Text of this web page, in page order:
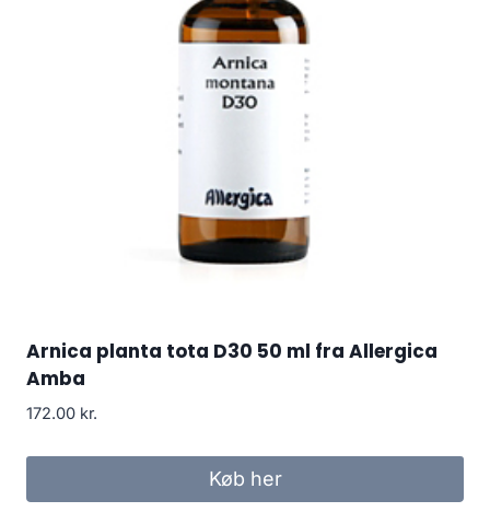
Arnica planta tota D30 50 ml fra Allergica
Amba
172.00 kr.
Køb her